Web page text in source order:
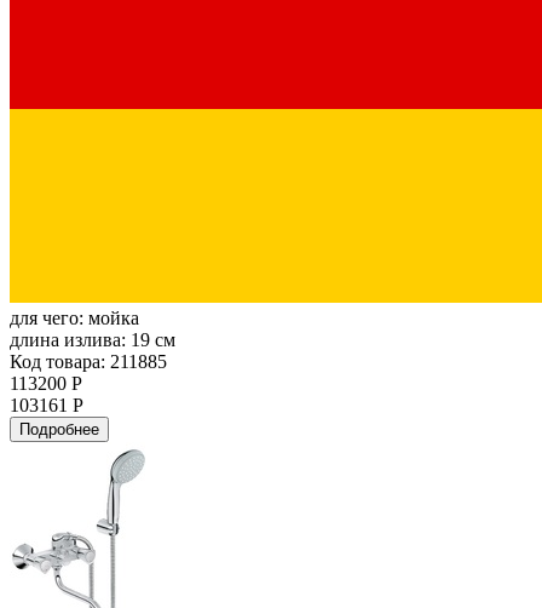
для чего: мойка
длина излива: 19 см
Код товара: 211885
113200 Р
103161 Р
Подробнее